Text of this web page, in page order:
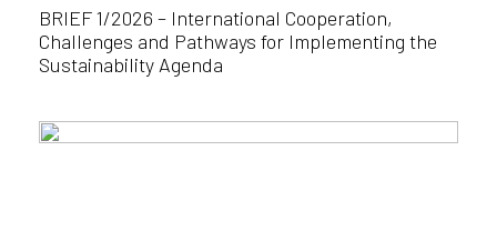
BRIEF 1/2026 – International Cooperation,
Challenges and Pathways for Implementing the
Sustainability Agenda